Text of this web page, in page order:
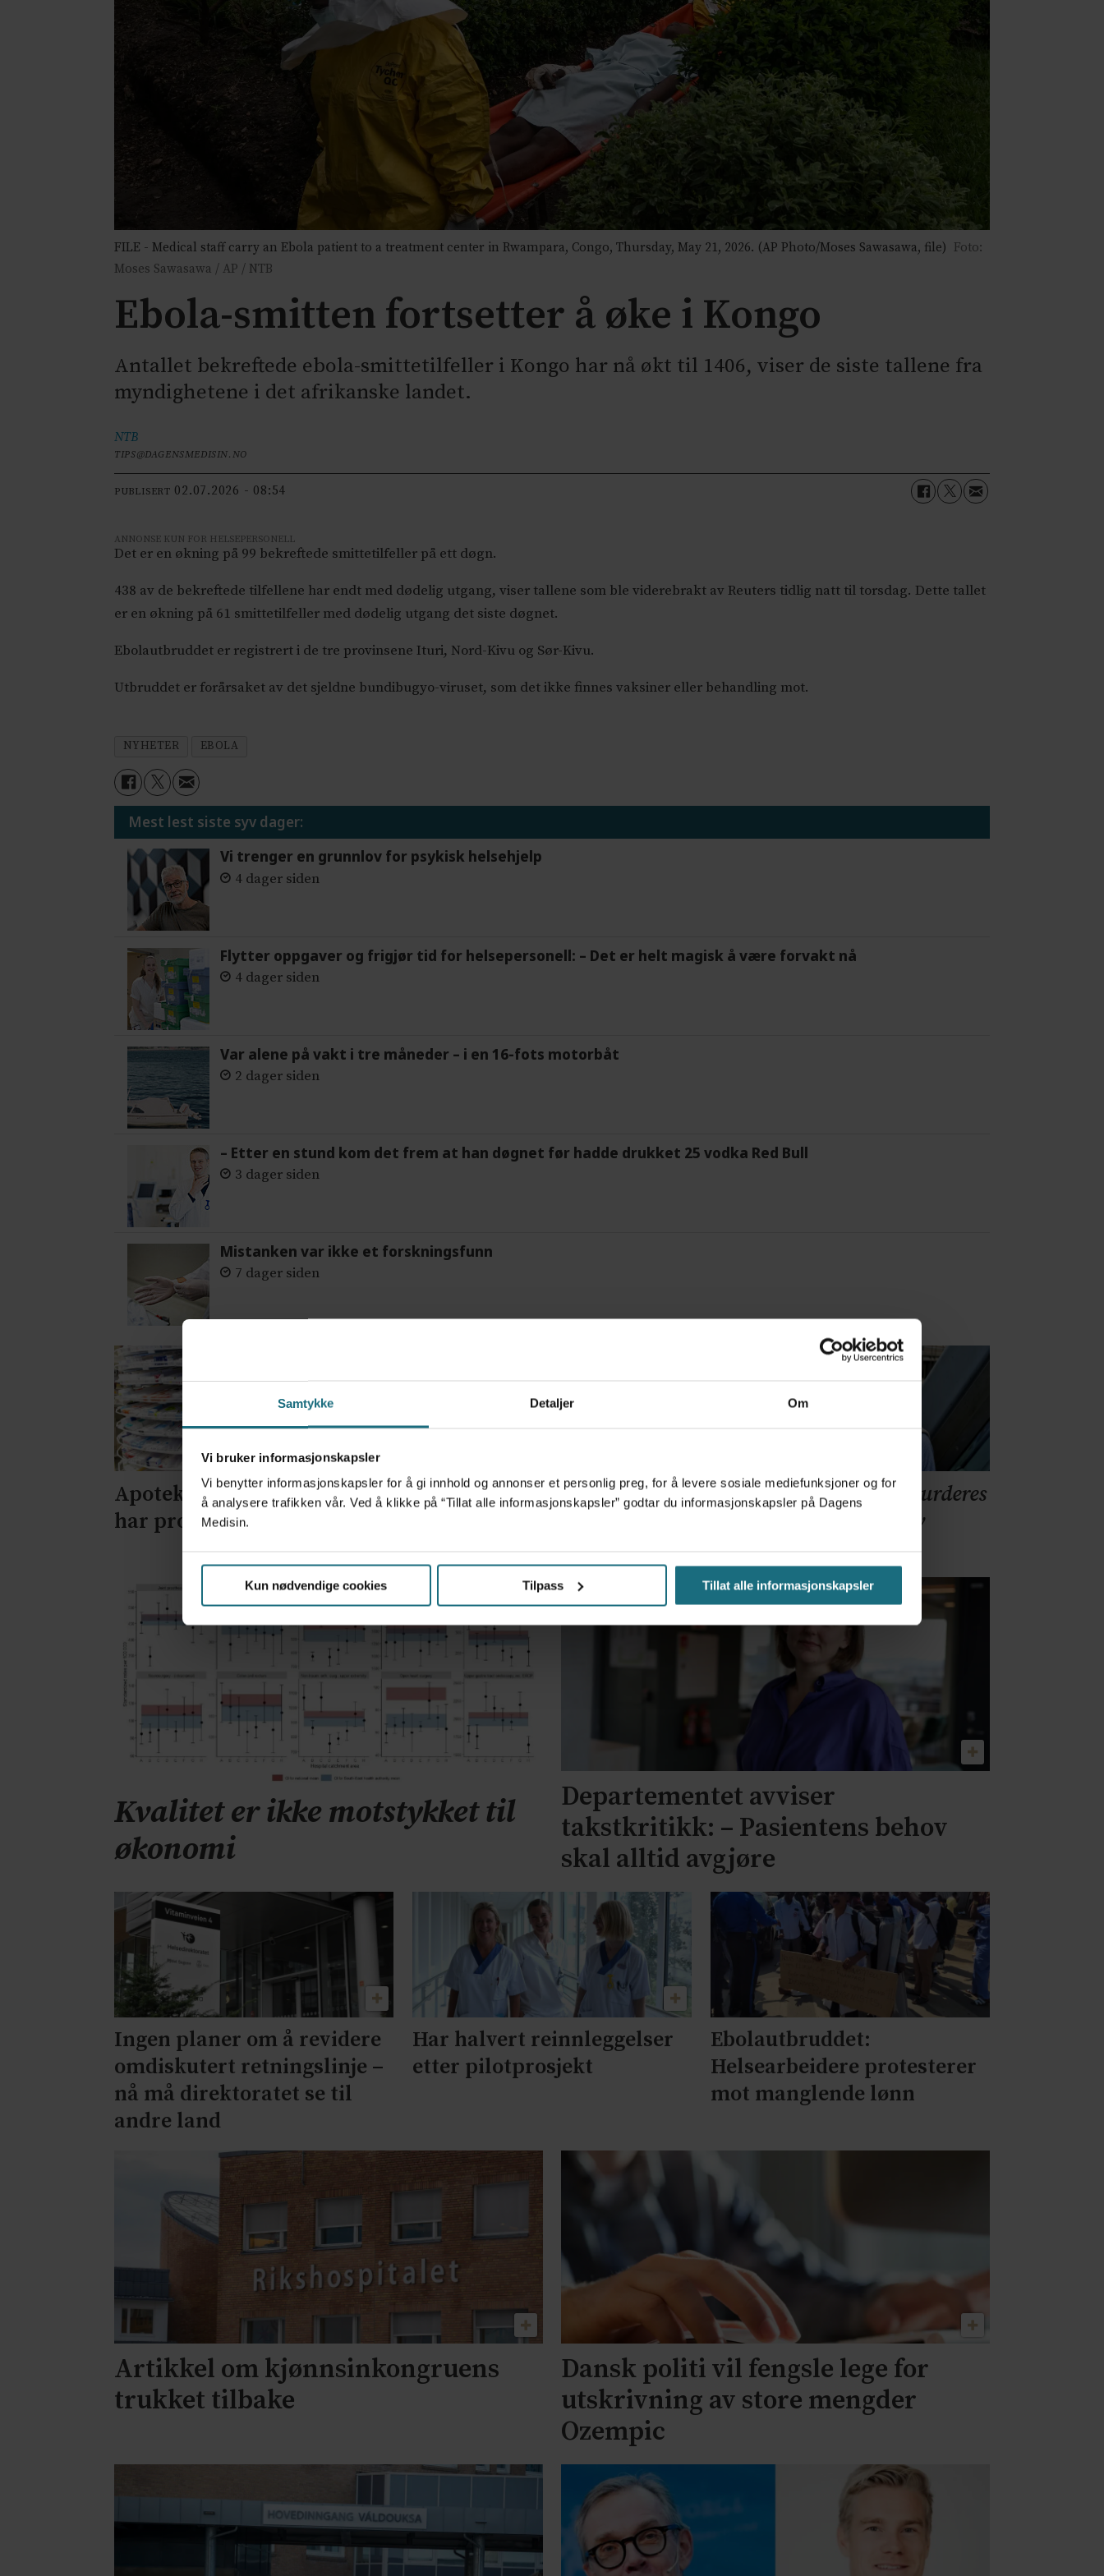
Samtykke Detaljer Om
Vi bruker informasjonskapsler
Vi benytter informasjonskapsler for å gi innhold og annonser et personlig preg, for å levere sosiale mediefunksjoner og for
å analysere trafikken vår. Ved å klikke på “Tillat alle informasjonskapsler” godtar du informasjonskapsler på Dagens
Medisin.
Kun nødvendige cookies Tilpass Tillat alle informasjonskapsler
FILE - Medical staff carry an Ebola patient to a treatment center in Rwampara, Congo, Thursday, May 21, 2026. (AP Photo/Moses Sawasawa, file) Foto:
Moses Sawasawa / AP / NTB
Ebola-smitten fortsetter å øke i Kongo
Antallet bekreftede ebola-smittetilfeller i Kongo har nå økt til 1406, viser de siste tallene fra
myndighetene i det afrikanske landet.
NTB
TIPS@DAGENSMEDISIN.NO
PUBLISERT 02.07.2026 - 08:54
ANNONSE KUN FOR HELSEPERSONELL
Det er en økning på 99 bekreftede smittetilfeller på ett døgn.
438 av de bekreftede tilfellene har endt med dødelig utgang, viser tallene som ble viderebrakt av Reuters tidlig natt til torsdag. Dette tallet
er en økning på 61 smittetilfeller med dødelig utgang det siste døgnet.
Ebolautbruddet er registrert i de tre provinsene Ituri, Nord-Kivu og Sør-Kivu.
Utbruddet er forårsaket av det sjeldne bundibugyo-viruset, som det ikke finnes vaksiner eller behandling mot.
NYHETER EBOLA
Mest lest siste syv dager:
Vi trenger en grunnlov for psykisk helsehjelp
4 dager siden
Flytter oppgaver og frigjør tid for helsepersonell: – Det er helt magisk å være forvakt nå
4 dager siden
Var alene på vakt i tre måneder – i en 16-fots motorbåt
2 dager siden
– Etter en stund kom det frem at han døgnet før hadde drukket 25 vodka Red Bull
3 dager siden
Mistanken var ikke et forskningsfunn
7 dager siden
Apoteker over hele landet
har problemer
Kliniske studier kommer ikke
Foretaksreformen må vurderes
i pasientenes perspektiv
Kvalitet er ikke motstykket til
økonomi
Departementet avviser
takstkritikk: – Pasientens behov
skal alltid avgjøre
Ingen planer om å revidere
omdiskutert retningslinje –
nå må direktoratet se til
andre land
Har halvert reinnleggelser
etter pilotprosjekt
Ebolautbruddet:
Helsearbeidere protesterer
mot manglende lønn
Artikkel om kjønnsinkongruens
trukket tilbake
Dansk politi vil fengsle lege for
utskrivning av store mengder
Ozempic